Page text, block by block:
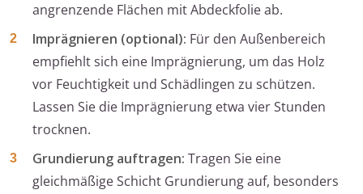
angrenzende Flächen mit Abdeckfolie ab.
Imprägnieren (optional): Für den Außenbereich
empfiehlt sich eine Imprägnierung, um das Holz
vor Feuchtigkeit und Schädlingen zu schützen.
Lassen Sie die Imprägnierung etwa vier Stunden
trocknen.
Grundierung auftragen: Tragen Sie eine
gleichmäßige Schicht Grundierung auf, besonders